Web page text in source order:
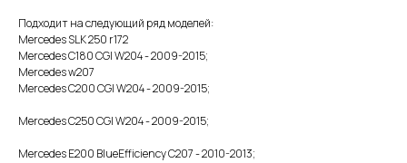
Подходит на следующий ряд моделей:
Меrсеdеs SLК 250 r172
Меrсеdеs С180 СGI W204 - 2009-2015;
Меrсеdеs w207
Меrсеdеs С200 СGI W204 - 2009-2015;
Меrсеdеs С250 СGI W204 - 2009-2015;
Меrсеdеs Е200 ВluеЕffiсiеnсy С207 - 2010-2013;